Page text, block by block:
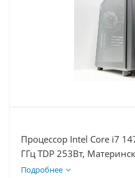
Процессор Intel Core i7
ГГц TDP 253Вт,
BOMBER WIFI D5,
Подробнее